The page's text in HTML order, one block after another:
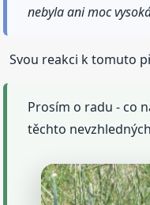
nebyla ani moc
Svou reakci k tomuto
Prosím o radu - co
těchto